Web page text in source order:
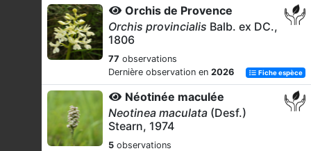
Orchis de Provence
Orchis provincialis Balb. ex DC.,
1806
77 observations
Dernière observation en 2026 Fiche espèce
Néotinée maculée
Neotinea maculata (Desf.)
Stearn, 1974
5 observations